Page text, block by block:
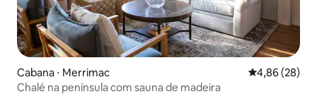
Cabana ⋅ Merrimac 4,86 de uma
4,86 (28)
Chalé na península com sauna de madeira